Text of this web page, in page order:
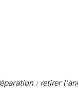
: retirer